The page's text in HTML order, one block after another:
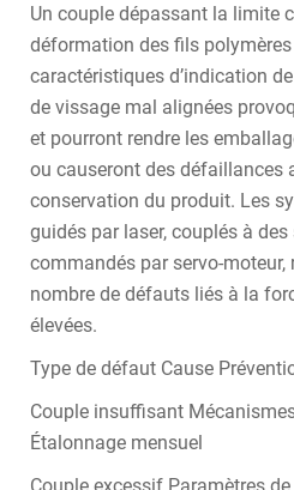
Un couple dépassant la limite
déformation des fils
caractéristiques d’indication
de vissage mal alignées
et pourront rendre les
ou causeront des défaillances
conservation du produit. Les
guidés par laser, couplés à
commandés par servo-moteur,
nombre de défauts liés à la
élevées.
Type de défaut Cause
Couple insuffisant
Étalonnage mensuel